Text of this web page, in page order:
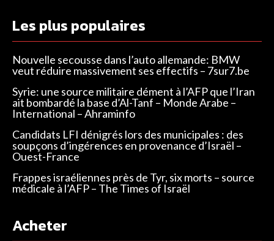
Les plus populaires
Nouvelle secousse dans l’auto allemande: BMW
veut réduire massivement ses effectifs – 7sur7.be
Syrie: une source militaire dément à l’AFP que l’Iran
ait bombardé la base d’Al-Tanf – Monde Arabe –
International – Ahraminfo
Candidats LFI dénigrés lors des municipales : des
soupçons d’ingérences en provenance d’Israël –
Ouest-France
Frappes israéliennes près de Tyr, six morts – source
médicale à l’AFP – The Times of Israël
Acheter